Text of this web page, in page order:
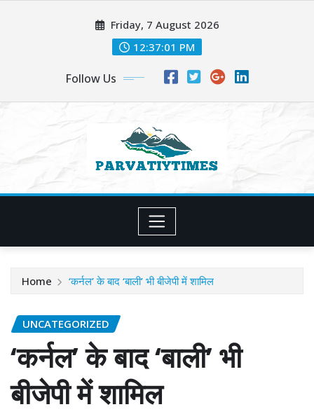
Friday, 7 August 2026
12:37:03 PM
Follow Us
Home ‘कर्नल’ के बाद ‘बाली’ भी बीजेपी में शामिल
UNCATEGORIZED
‘कर्नल’ के बाद ‘बाली’ भी
बीजेपी में शामिल